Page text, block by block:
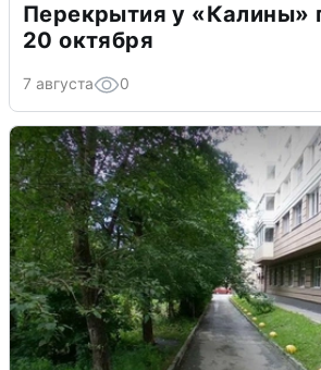
Перекрытия у «Калины»
20 октября
7 августа 0